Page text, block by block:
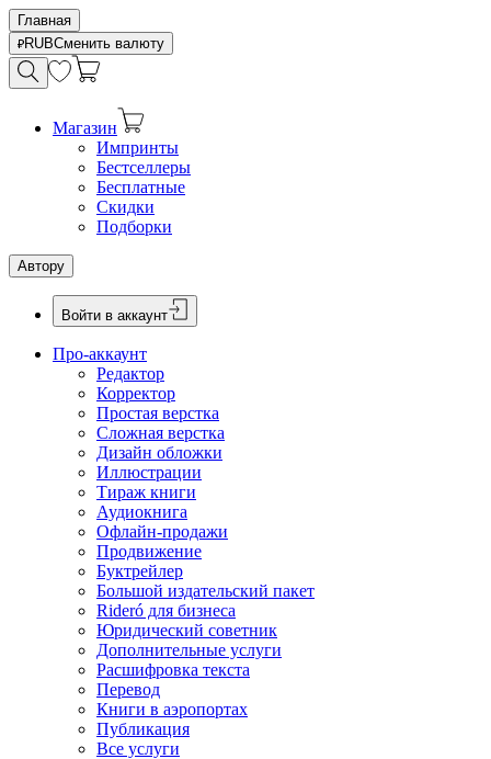
Главная
RUBСменить валюту
Магазин
Импринты
Бестселлеры
Бесплатные
Скидки
Подборки
Автору
Войти в аккаунт
Про-аккаунт
Редактор
Корректор
Простая верстка
Сложная верстка
Дизайн обложки
Иллюстрации
Тираж книги
Аудиокнига
Офлайн-продажи
Продвижение
Буктрейлер
Большой издательский пакет
Rideró для бизнеса
Юридический советник
Дополнительные услуги
Расшифровка текста
Перевод
Книги в аэропортах
Публикация
Все услуги